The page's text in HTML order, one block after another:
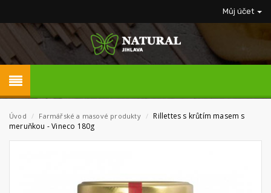
Můj účet
Úvod / Farmářské a masové produkty / Rillettes s krůtím masem s
meruňkou - Vineco 180g